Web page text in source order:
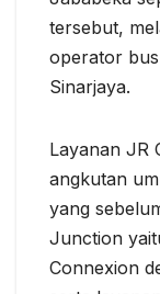
tersebut,
operator
Sinarjaya.
Layanan JR
angkutan
yang
Junction
Connexion